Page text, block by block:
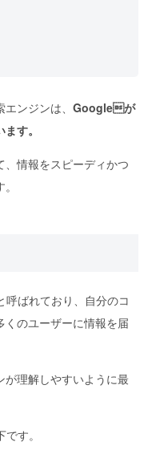
エンジンは、Googleが
す。
情報をスピーディかつ
呼ばれており、自分のコ
くのユーザーに情報を届
が理解しやすいように最
す。